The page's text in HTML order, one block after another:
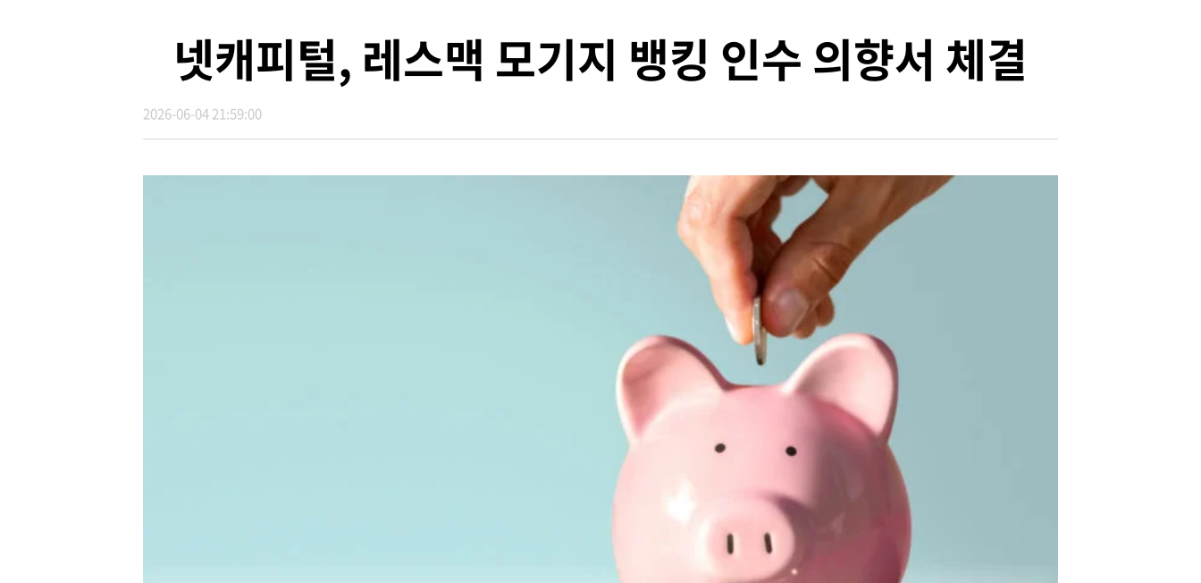
넷캐피털, 레스맥 모기지 뱅킹 인수 의향서 체결
2026-06-04 21:59:00